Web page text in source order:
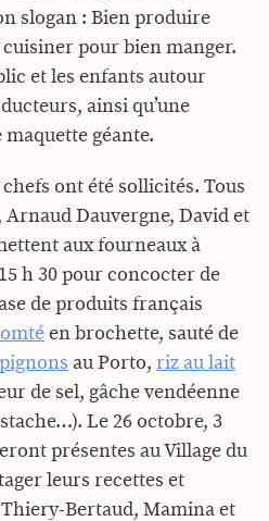
slogan : Bien produire
pour bien manger.
et les enfants autour
ainsi qu’une
géante.
ont été sollicités. Tous
Dauvergne, David et
aux fourneaux à
h 30 pour concocter de
de produits français
en brochette, sauté de
au Porto, riz au lait
de sel, gâche vendéenne
Le 26 octobre, 3
présentes au Village du
leurs recettes et
Bertaud, Mamina et